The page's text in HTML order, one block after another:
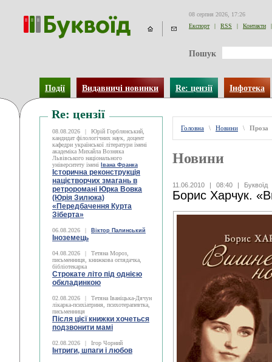
08 серпня 2026, 17:26
Експорт
| RSS | Контакти |
Пошук
Події Видавничі новинки Re: цензії Інфотека
Re: цензії
08.08.2026 |
Юрій Горблянський,
кандидат філологічних наук, доцент
кафедри української літератури імені
академіка Михайла Возняка
Львівського національного
університету імені
Івана Франка
Історична реконструкція
націєтворчих змагань в
ретроромані Юрка Вовка
(Юрія Зилюка)
«Передбачення Курта
Зіберта»
06.08.2026 | Віктор Палинський
Іноземець
04.08.2026 |
Тетяна Мороз,
письменниця, книжкова оглядачка,
бібліотекарка
Строкате літо під однією
обкладинкою
02.08.2026 |
Тетяна Іваніцька-Дячун
лікарка-психіатриня, психотерапевтка,
письменниця
Після цієї книжки хочеться
подзвонити мамі
02.08.2026 | Ігор Чорний
Інтриги, шпаги і любов
Головна \ Новини \ Проза
Новини
11.06.2010 | 08:40 | Буквоїд
Борис Харчук.